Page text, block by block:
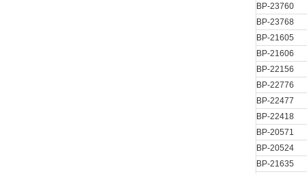
BP-23760
BP-23768
BP-21605
BP-21606
BP-22156
BP-22776
BP-22477
BP-22418
BP-20571
BP-20524
BP-21635